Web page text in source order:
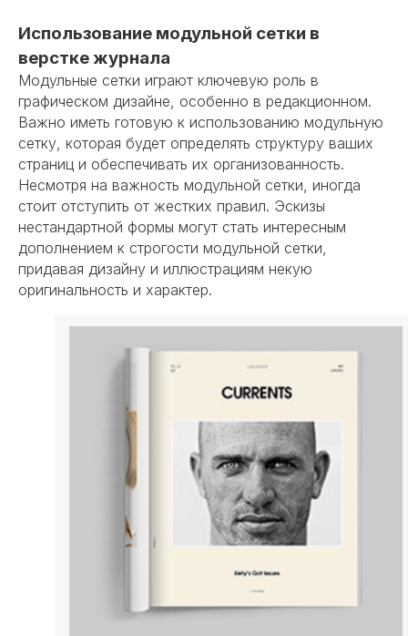
Использование модульной сетки в
верстке журнала
Модульные сетки играют ключевую роль в
графическом дизайне, особенно в редакционном.
Важно иметь готовую к использованию модульную
сетку, которая будет определять структуру ваших
страниц и обеспечивать их организованность.
Несмотря на важность модульной сетки, иногда
стоит отступить от жестких правил. Эскизы
нестандартной формы могут стать интересным
дополнением к строгости модульной сетки,
придавая дизайну и иллюстрациям некую
оригинальность и характер.